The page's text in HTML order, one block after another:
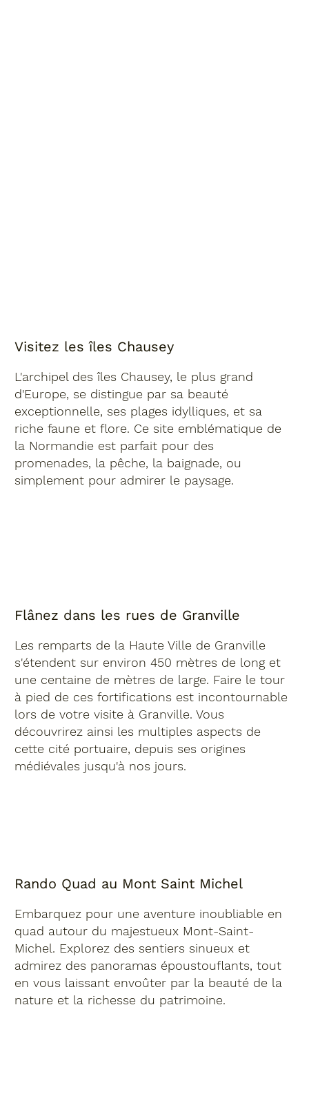
Visitez les îles Chausey
L'archipel des îles Chausey, le plus grand
d'Europe, se distingue par sa beauté
exceptionnelle, ses plages idylliques, et sa
riche faune et flore. Ce site emblématique de
la Normandie est parfait pour des
promenades, la pêche, la baignade, ou
simplement pour admirer le paysage.
Flânez dans les rues de Granville
Les remparts de la Haute Ville de Granville
s'étendent sur environ 450 mètres de long et
une centaine de mètres de large. Faire le tour
à pied de ces fortifications est incontournable
lors de votre visite à Granville. Vous
découvrirez ainsi les multiples aspects de
cette cité portuaire, depuis ses origines
médiévales jusqu'à nos jours.
Rando Quad au Mont Saint Michel
Embarquez pour une aventure inoubliable en
quad autour du majestueux Mont-Saint-
Michel. Explorez des sentiers sinueux et
admirez des panoramas époustouflants, tout
en vous laissant envoûter par la beauté de la
nature et la richesse du patrimoine.